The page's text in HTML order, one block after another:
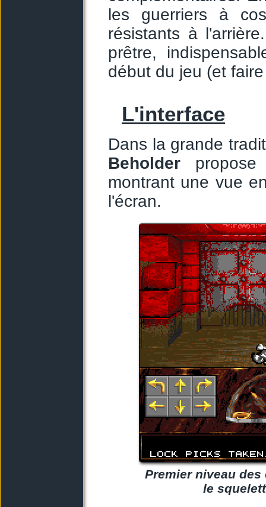
les guerriers à
résistants à
prêtre,
début du jeu (et
L'interface
Dans la grande
Beholder
montrant une vue
l'écran.
Premier niveau
le